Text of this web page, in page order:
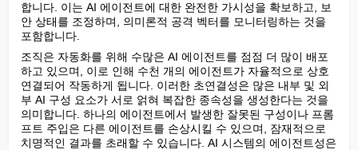
합니다. 이는 AI 에이전트에 대한 완전한 가시성을 확보하고, 보
안 상태를 조정하며, 의미론적 공격 벡터를 모니터링하는 것을
포함합니다.
조직은 자동화를 위해 수많은 AI 에이전트를 점점 더 많이 배포
하고 있으며, 이로 인해 수천 개의 에이전트가 자율적으로 상호
연결되어 작동하게 됩니다. 이러한 초연결성은 많은 내부 및 외
부 AI 구성 요소가 서로 얽혀 복잡한 종속성을 생성한다는 것을
의미합니다. 하나의 에이전트에서 발생한 잘못된 구성이나 프롬
프트 주입은 다른 에이전트를 손상시킬 수 있으며, 잠재적으로
치명적인 결과를 초래할 수 있습니다. AI 시스템의 에이전트성은